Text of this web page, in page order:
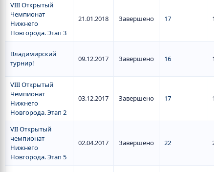
VIII Открытый
Чемпионат
Нижнего
Новгорода. Этап 3
21.01.2018 Завершено 17 15
Владимирский
турнир!
09.12.2017 Завершено 16 13
VIII Открытый
Чемпионат
Нижнего
Новгорода. Этап 2
03.12.2017 Завершено 17 17
VII Открытый
чемпионат
Нижнего
Новгорода. Этап 5
02.04.2017 Завершено 22 20